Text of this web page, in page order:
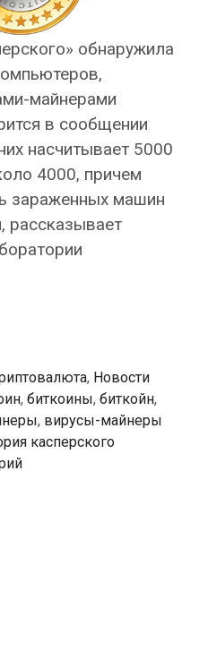
обнаружила
майнерами
в сообщении
насчитывает 5000
4000, причем
зараженных машин
рассказывает
, Новости
, биткоины, биткойн,
, вирусы-майнеры
касперского